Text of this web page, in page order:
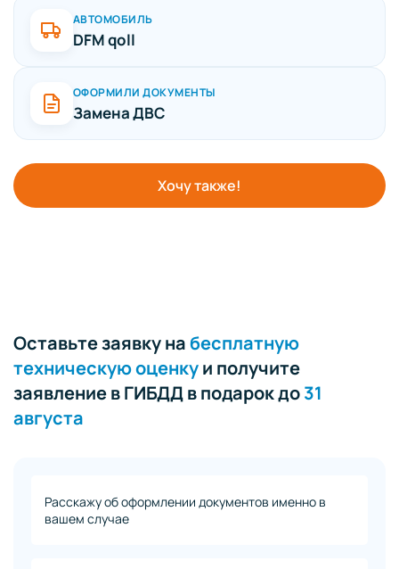
АВТОМОБИЛЬ
DFM qoll
ОФОРМИЛИ ДОКУМЕНТЫ
Замена ДВС
Хочу также!
Оставьте заявку набесплатную
техническую оценкуи получите
заявление в ГИБДД в подарок до31
августа
Расскажу об оформлении документов именно в
вашем случае